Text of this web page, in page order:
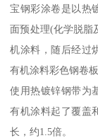
宝钢彩涂卷是以热
面预处理(化学脱脂
机涂料，随后经过
有机涂料彩色钢卷
使用热镀锌钢带为
有机涂料起了覆盖
长，约1.5倍。